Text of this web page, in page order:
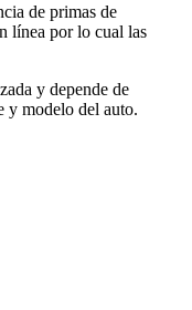
de primas de
línea por lo cual las
y depende de
y modelo del auto.